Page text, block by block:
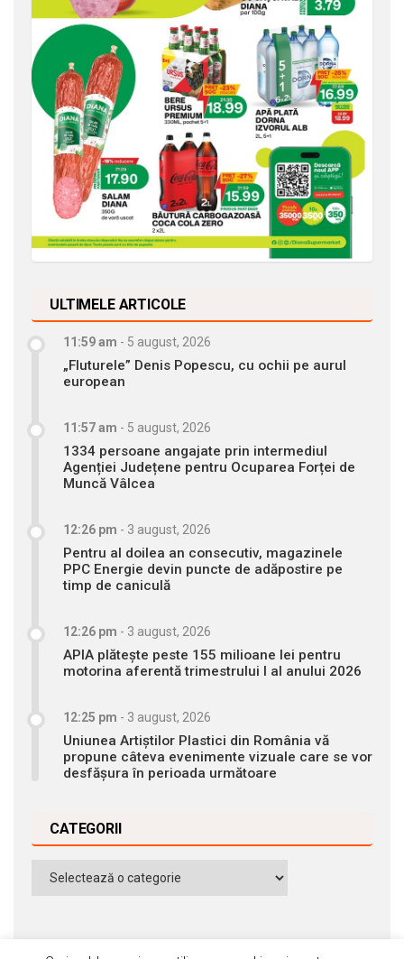
ULTIMELE ARTICOLE
11:59 am - 5 august, 2026
„Fluturele” Denis Popescu, cu ochii pe aurul
european
11:57 am - 5 august, 2026
1334 persoane angajate prin intermediul
Agenției Județene pentru Ocuparea Forței de
Muncă Vâlcea
12:26 pm - 3 august, 2026
Pentru al doilea an consecutiv, magazinele
PPC Energie devin puncte de adăpostire pe
timp de caniculă
12:26 pm - 3 august, 2026
APIA plătește peste 155 milioane lei pentru
motorina aferentă trimestrului I al anului 2026
12:25 pm - 3 august, 2026
Uniunea Artiștilor Plastici din România vă
propune câteva evenimente vizuale care se vor
desfășura în perioada următoare
CATEGORII
Categorii